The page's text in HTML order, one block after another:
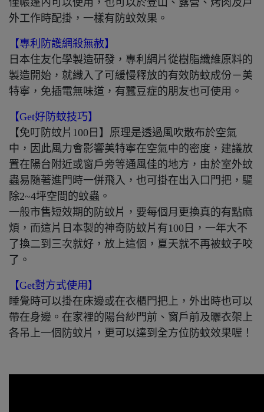
外工作時配掛，一樣有防蚊效果。
【專利防護網殺無赦】
日本住友化學製造研發，專利網片從樹脂纖維原料的
製造開始，就織入了可緩慢釋放的有效防蚊成份－美
特寧，免插電無味道，有蠶豆症的朋友也可使用。
【Get好防蚊技巧】
【免叮防蚊片100日】原理是透過風吹散布於空氣
中，因此風力會影響美特寧在空氣中的密度，建議放
置在陽台附近或窗戶旁等通風佳的地方，由於室外蚊
蟲易隨著進門時一併飛入，也可掛在出入口門把，驅
除2~4坪空間的蚊蟲。
一般市售短效期的防蚊片，要每個月更換真的有點麻
煩，而這片日本製的神奇防蚊片有100日，一年大不
了換二到三次就好，放上這個，夏天就不再被蚊子咬
了。
【Get對方式使用】
睡覺時可以掛在床邊或在衣櫃門把上，外出時也可以
帶在身邊。在家裡的陽台紗門前、窗戶前及曬衣架上
各吊上一個防蚊片，更可以達到全方位防蚊效果喔！